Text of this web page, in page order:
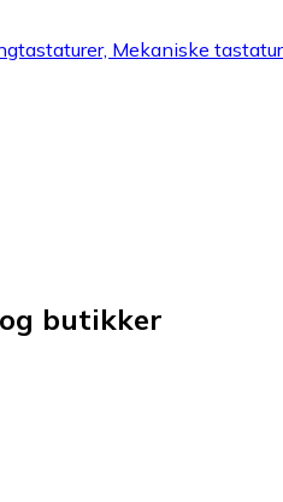
Mekaniske
butikker